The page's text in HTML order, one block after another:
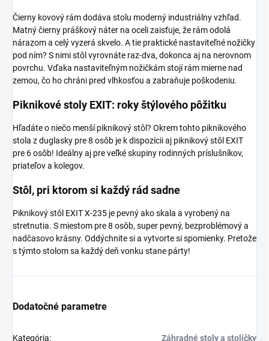
Čierny kovový rám dodáva stolu moderný industriálny vzhľad.
Matný čierny práškový náter na oceli zaisťuje, že rám odolá
nárazom a celý vyzerá skvelo. A tie praktické nastaviteľné nožičky
pod ním? S nimi stôl vyrovnáte raz-dva, dokonca aj na nerovnom
povrchu. Vďaka nastaviteľným nožičkám stojí rám mierne nad
zemou, čo ho chráni pred vlhkosťou a zabraňuje poškodeniu.
Piknikové stoly EXIT: roky štýlového pôžitku
Hľadáte o niečo menší piknikový stôl? Okrem tohto piknikového
stola z duglasky pre 8 osôb je k dispozícii aj piknikový stôl EXIT
pre 6 osôb! Ideálny aj pre veľké skupiny rodinných príslušníkov,
priateľov a kolegov.
Stôl, pri ktorom si každý rád sadne
Piknikový stôl EXIT X-235 je pevný ako skala a vyrobený na
stretnutia. S miestom pre 8 osôb, super pevný, bezproblémový a
nadčasovo krásny. Oddýchnite si a vytvorte si spomienky. Pretože
s týmto stolom sa každý deň vonku stane párty!
Dodatočné parametre
Kategória: Záhradné stoly a stoličky